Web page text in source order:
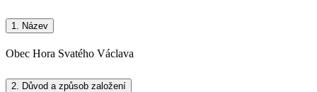
1. Název
Obec Hora Svatého Václava
2. Důvod a způsob založení